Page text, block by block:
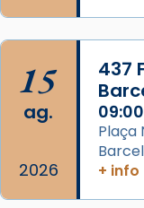
Memòria de
Semproniana,
Acompanyant
partir de
que les
Semproniana
eterna”) són
15
ag.
2026
437
09:00
Plaça
+ info